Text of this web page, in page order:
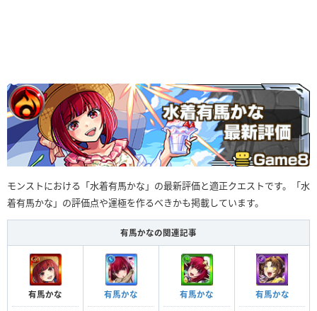
モンストにおける「水着有馬かな」の最新評価と適正クエストです。「水
着有馬かな」の評価点や運極を作るべきかも掲載しています。
有馬かなの関連記事
有馬かな 有馬かな 有馬かな 有馬かな